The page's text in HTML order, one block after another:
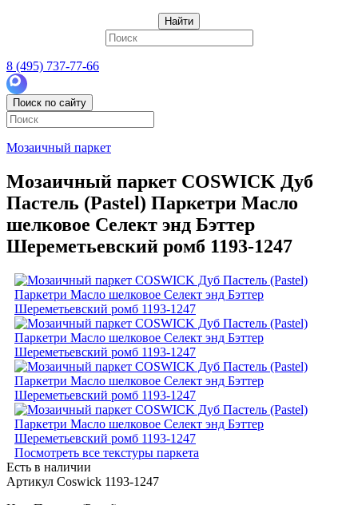
Найти
8 (495) 737-77-66
Поиск по сайту
Мозаичный паркет
Мозаичный паркет COSWICK Дуб
Пастель (Pastel) Паркетри Масло
шелковое Селект энд Бэттер
Шереметьевский ромб 1193-1247
Посмотреть все текстуры паркета
Есть в наличии
Артикул Coswick 1193-1247